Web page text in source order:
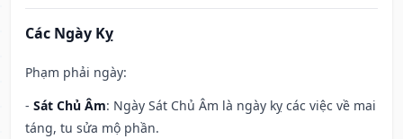
Các Ngày Kỵ
Phạm phải ngày:
- Sát Chủ Âm: Ngày Sát Chủ Âm là ngày kỵ các việc về mai
táng, tu sửa mộ phần.